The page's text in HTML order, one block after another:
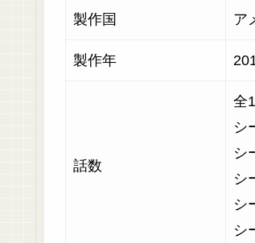
製作国
製作年
話数
全
シ
シ
シ
シ
シ